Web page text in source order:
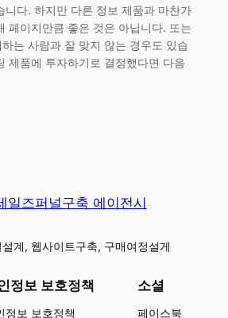
니다. 하지만 다른 정보 제품과 마찬가
페이지만큼 좋은 것은 아닙니다. 또는
는 사람과 잘 맞지 않는 경우도 있습
제품에 투자하기로 결정했다면 다음
일즈퍼널구축 에이전시
계, 웹사이트구축, 구매여정설게
정보 보호정책
정보 보호정책
소셜
페이스북